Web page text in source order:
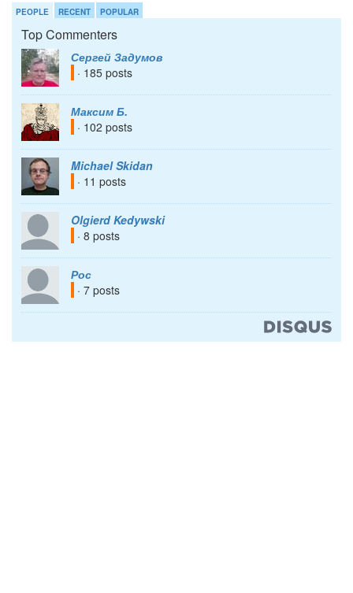
PEOPLE RECENT POPULAR
Top Commenters
Сергей Задумов
· 185 posts
Максим Б.
· 102 posts
Michael Skidan
· 11 posts
Olgierd Kedywski
· 8 posts
Рос
· 7 posts